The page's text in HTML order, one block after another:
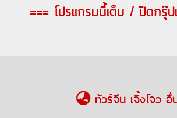
=== โปรแกรมนี้เต็ม / ปิดกรุ๊
ทัวร์จีน เจิ้งโจว อื่